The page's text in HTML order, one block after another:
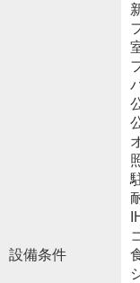
設備条件